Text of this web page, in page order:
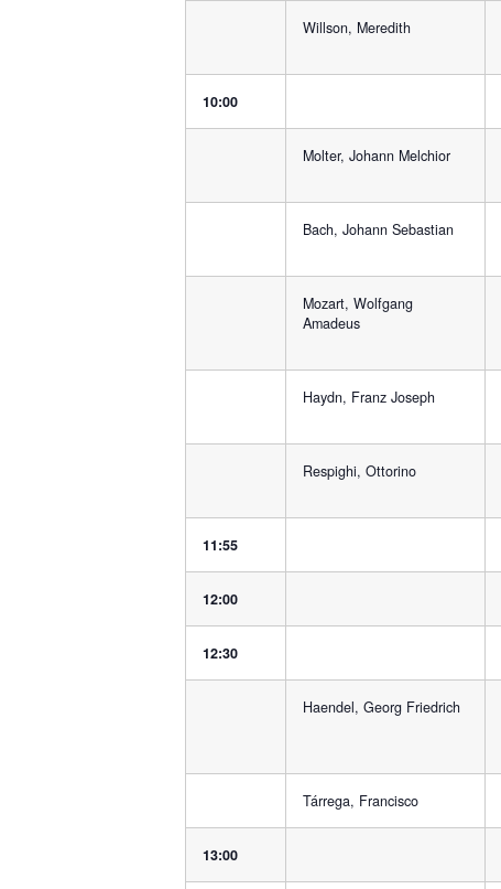
Willson, Meredith
10:00
Molter, Johann Melchior
Bach, Johann Sebastian
Mozart, Wolfgang
Amadeus
Haydn, Franz Joseph
Respighi, Ottorino
11:55
12:00
12:30
Haendel, Georg Friedrich
Tárrega, Francisco
13:00